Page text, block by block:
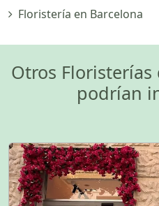
Floristería en Barcelona
Otros
podrían